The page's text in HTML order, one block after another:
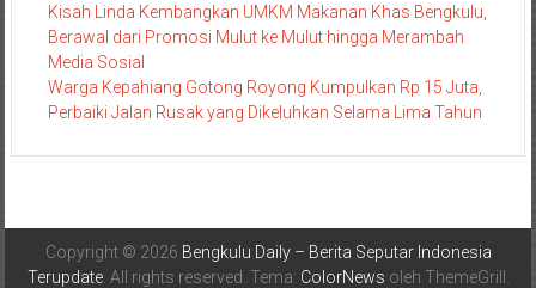
Kisah Linda Kembangkan UMKM Makanan Khas Bengkulu,
Berawal dari Promosi Mulut ke Mulut hingga Merambah
Media Sosial
Warga Kepahiang Gotong Royong Kumpulkan Rp 15 Juta,
Perbaiki Jalan Rusak yang Dikeluhkan Selama Lima Tahun
Copyright © 2026 Bengkulu Daily – Berita Seputar Indonesia
Terupdate. All rights reserved. Tema: ColorNews oleh ThemeGrill.